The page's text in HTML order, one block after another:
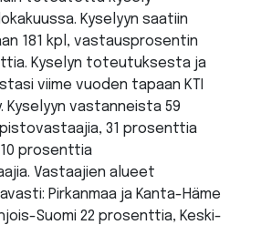
Kyselyyn saatiin
181 kpl, vastausprosentin
Kyselyn toteutuksesta ja
viime vuoden tapaan KTI
Kyselyyn vastanneista 59
31 prosenttia
prosenttia
Vastaajien alueet
Pirkanmaa ja Kanta-Häme
Suomi 22 prosenttia, Keski-